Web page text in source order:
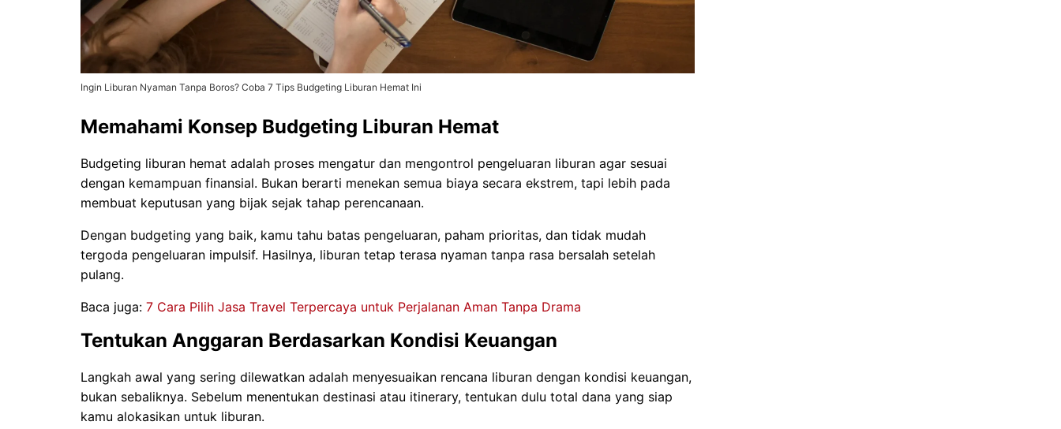
Ingin Liburan Nyaman Tanpa Boros? Coba 7 Tips Budgeting Liburan Hemat Ini
Memahami Konsep Budgeting Liburan Hemat
Budgeting liburan hemat adalah proses mengatur dan mengontrol pengeluaran liburan agar sesuai
dengan kemampuan finansial. Bukan berarti menekan semua biaya secara ekstrem, tapi lebih pada
membuat keputusan yang bijak sejak tahap perencanaan.
Dengan budgeting yang baik, kamu tahu batas pengeluaran, paham prioritas, dan tidak mudah
tergoda pengeluaran impulsif. Hasilnya, liburan tetap terasa nyaman tanpa rasa bersalah setelah
pulang.
Baca juga: 7 Cara Pilih Jasa Travel Terpercaya untuk Perjalanan Aman Tanpa Drama
Tentukan Anggaran Berdasarkan Kondisi Keuangan
Langkah awal yang sering dilewatkan adalah menyesuaikan rencana liburan dengan kondisi keuangan,
bukan sebaliknya. Sebelum menentukan destinasi atau itinerary, tentukan dulu total dana yang siap
kamu alokasikan untuk liburan.